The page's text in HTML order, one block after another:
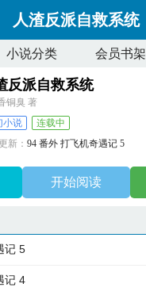
人渣反派自救系统
小说分类 会员书架
反派自救系统
铜臭 著
小说
连载中
新：94 番外 打飞机奇遇记 5
开始阅读
记 5
记 4